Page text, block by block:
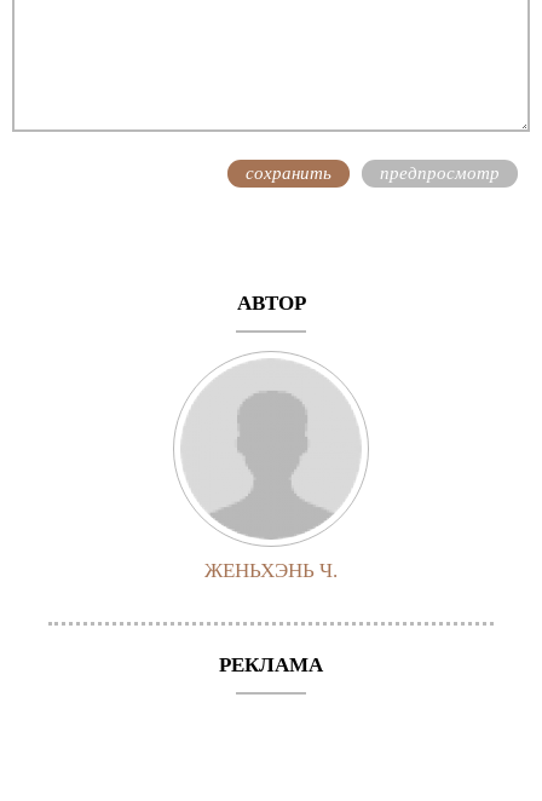
АВТОР
ЖЕНЬХЭНЬ Ч.
РЕКЛАМА